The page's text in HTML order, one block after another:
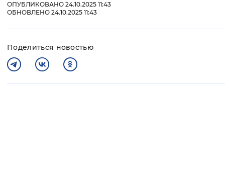
ОПУБЛИКОВАНО 24.10.2025 11:43
ОБНОВЛЕНО 24.10.2025 11:43
Поделиться новостью